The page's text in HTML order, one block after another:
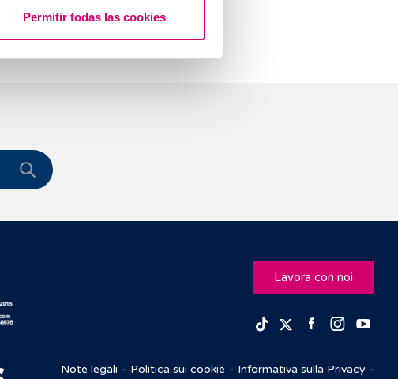
Permitir todas las cookies
Lavora con noi
TikTokTwitterFacebook
Note legali Politica sui cookie Informativa sulla Privacy